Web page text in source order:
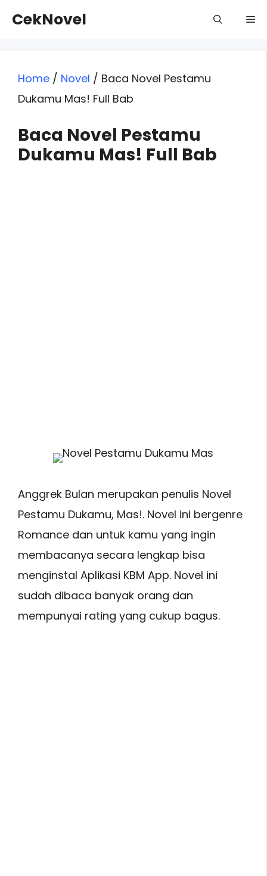
CekNovel
Home / Novel / Baca Novel Pestamu
Dukamu Mas! Full Bab
Baca Novel Pestamu
Dukamu Mas! Full Bab
Anggrek Bulan merupakan penulis Novel
Pestamu Dukamu, Mas!. Novel ini bergenre
Romance dan untuk kamu yang ingin
membacanya secara lengkap bisa
menginstal Aplikasi KBM App. Novel ini
sudah dibaca banyak orang dan
mempunyai rating yang cukup bagus.